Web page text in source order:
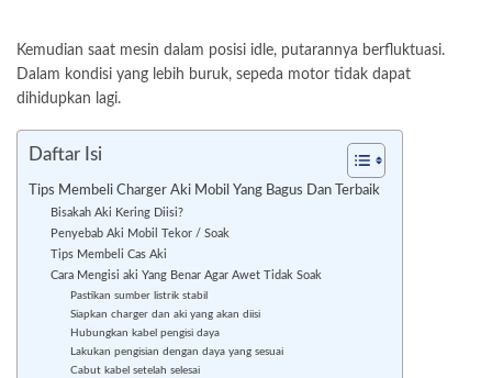
Kemudian saat mesin dalam posisi idle, putarannya berfluktuasi.
Dalam kondisi yang lebih buruk, sepeda motor tidak dapat
dihidupkan lagi.
Daftar Isi
Tips Membeli Charger Aki Mobil Yang Bagus Dan Terbaik
Bisakah Aki Kering Diisi?
Penyebab Aki Mobil Tekor / Soak
Tips Membeli Cas Aki
Cara Mengisi aki Yang Benar Agar Awet Tidak Soak
Pastikan sumber listrik stabil
Siapkan charger dan aki yang akan diisi
Hubungkan kabel pengisi daya
Lakukan pengisian dengan daya yang sesuai
Cabut kabel setelah selesai